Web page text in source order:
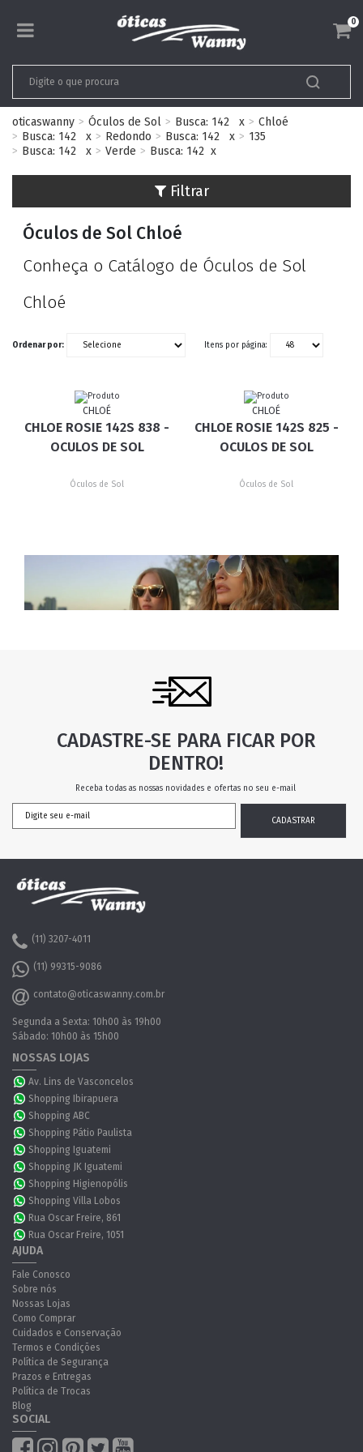
0
oticaswanny Óculos de Sol Busca: 142 x
Chloé
Busca: 142
x Redondo Busca: 142 x
135
Busca: 142
x Verde Busca: 142 x
Filtrar
Óculos de Sol Chloé
Conheça o Catálogo de Óculos de Sol
Chloé
Ordenar por: Itens por página:
CHLOÉ
CHLOE ROSIE 142S 838 -
OCULOS DE SOL
Óculos de Sol
CHLOÉ
CHLOE ROSIE 142S 825 -
OCULOS DE SOL
Óculos de Sol
CADASTRE-SE PARA FICAR POR
DENTRO!
Receba todas as nossas novidades e ofertas no seu e-mail
(11) 3207-4011
(11) 99315-9086
contato@oticaswanny.com.br
Segunda a Sexta: 10h00 às 19h00
Sábado: 10h00 às 15h00
NOSSAS LOJAS
Av. Lins de Vasconcelos
Shopping Ibirapuera
Shopping ABC
Shopping Pátio Paulista
Shopping Iguatemi
Shopping JK Iguatemi
Shopping Higienopólis
Shopping Villa Lobos
Rua Oscar Freire, 861
Rua Oscar Freire, 1051
AJUDA
Fale Conosco
Sobre nós
Nossas Lojas
Como Comprar
Cuidados e Conservação
Termos e Condições
Política de Segurança
Prazos e Entregas
Política de Trocas
Blog
SOCIAL